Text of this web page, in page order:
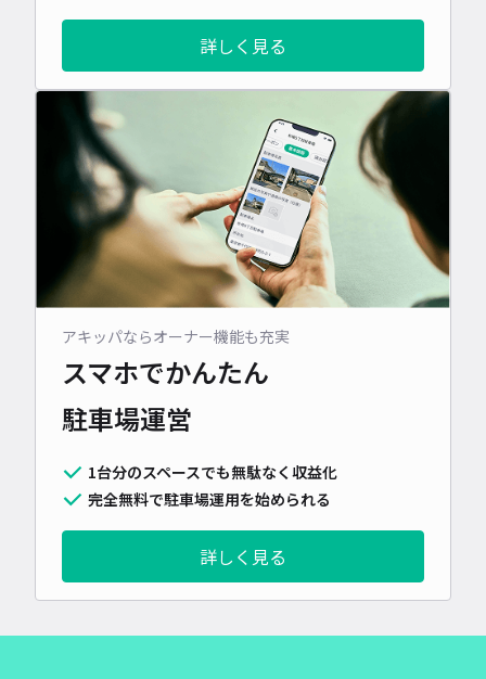
詳しく見る
アキッパならオーナー機能も充実
スマホでかんたん
駐車場運営
1台分のスペースでも無駄なく収益化
完全無料で駐車場運用を始められる
詳しく見る